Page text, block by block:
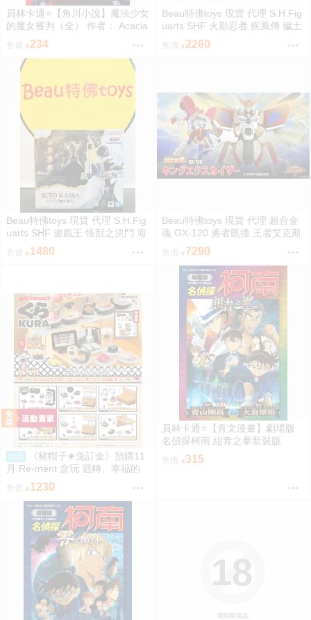
員林卡通⭐️【角川小說】魔法少女
的魔女審判（全） 作者： Acacia
(附尼采書套)
234
Beau特佛toys 現貨 代理 S.H.Fig
uarts SHF 火影忍者 疾風傳 穢土
轉身 宇智波斑 0209
2260
Beau特佛toys 現貨 代理 S.H.Fig
uarts SHF 遊戲王 怪獸之決鬥 海
馬瀬人 0209
售價 1480
Beau特佛toys 現貨 代理 超合金
魂 GX-120 勇者凱撒 王者艾克斯
凱撒 0209
售價 7290
預購
《豬帽子✬免訂金》預購11
月 Re-ment 盒玩 迴轉、幸福的
一盤 藏壽司 中盒6入 0816
1230
員林卡通⭐️【青文漫畫】劇場版
名偵探柯南 紺青之拳新裝版
（全）作者：青山剛昌(附尼采書
315
限制級商品
18